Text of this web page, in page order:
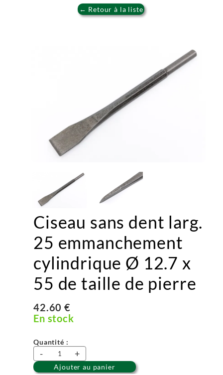
← Retour à la liste
Ciseau sans dent larg.
25 emmanchement
cylindrique Ø 12.7 x
55 de taille de pierre
42.60 €
En stock
Quantité :
- +
Ajouter au panier